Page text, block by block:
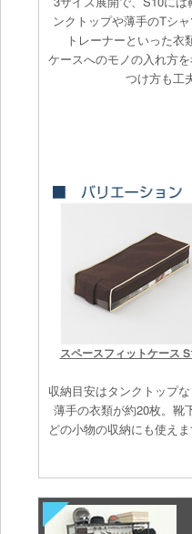
3サイズ展開で、S10には
ンクトップや薄手のTシ
トレーナーといった衣
ケースへのモノの入れ方
つけ方も工
スペースフィットケース
収納目安はタンクトップ
薄手の衣類が約20枚。靴
どの小物の収納にも使えま